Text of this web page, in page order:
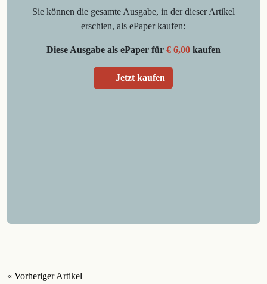
Sie können die gesamte Ausgabe, in der dieser Artikel
erschien, als ePaper kaufen:
Diese Ausgabe als ePaper für € 6,00kaufen
Jetzt kaufen
« Vorheriger Artikel